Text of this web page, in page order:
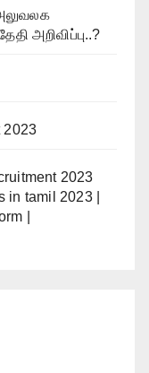
அறிவிப்பு..?
2023
2023
in tamil 2023 |
|